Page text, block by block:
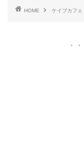
HOME ケイブカフェ